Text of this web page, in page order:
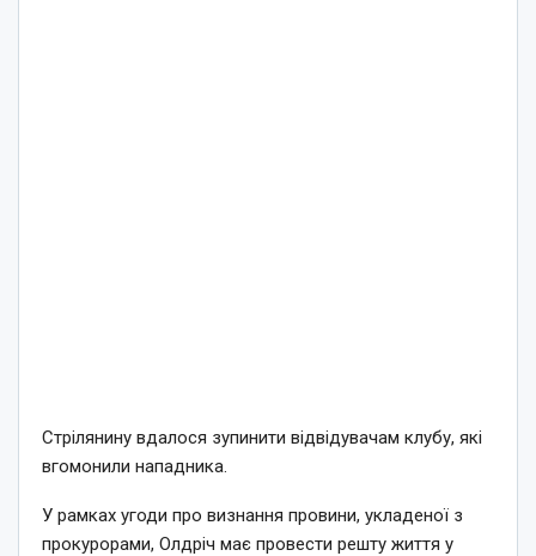
Стрілянину вдалося зупинити відвідувачам клубу, які
вгомонили нападника.
У рамках угоди про визнання провини, укладеної з
прокурорами, Олдріч має провести решту життя у